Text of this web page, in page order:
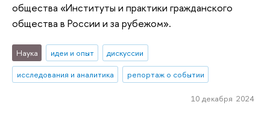
общества «Институты и практики гражданского
общества в России и за рубежом».
Наука идеи и опыт
дискуссии
исследования и аналитика
репортаж о событии
10 декабря 2024